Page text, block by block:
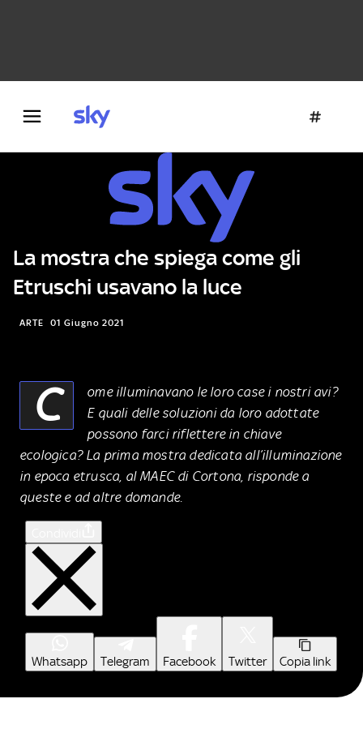
La mostra che spiega come gli
Etruschi usavano la luce
ARTE 01 Giugno 2021
C
ome illuminavano le loro case i nostri avi?
E quali delle soluzioni da loro adottate
possono farci riflettere in chiave
ecologica? La prima mostra dedicata all’illuminazione
in epoca etrusca, al MAEC di Cortona, risponde a
queste e ad altre domande.
Whatsapp Telegram Facebook Twitter Copia link